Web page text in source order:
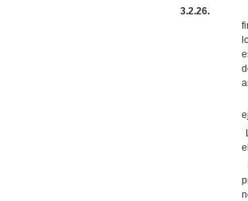
3.2.26.